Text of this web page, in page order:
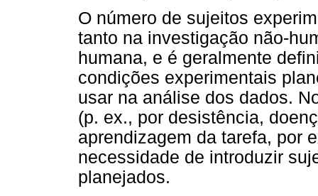
O número de sujeitos
tanto na investigação não-
humana, e é geralmente
condições experimentais
usar na análise dos dados.
(p. ex., por desistência,
aprendizagem da tarefa, por
necessidade de introduzir
planejados.